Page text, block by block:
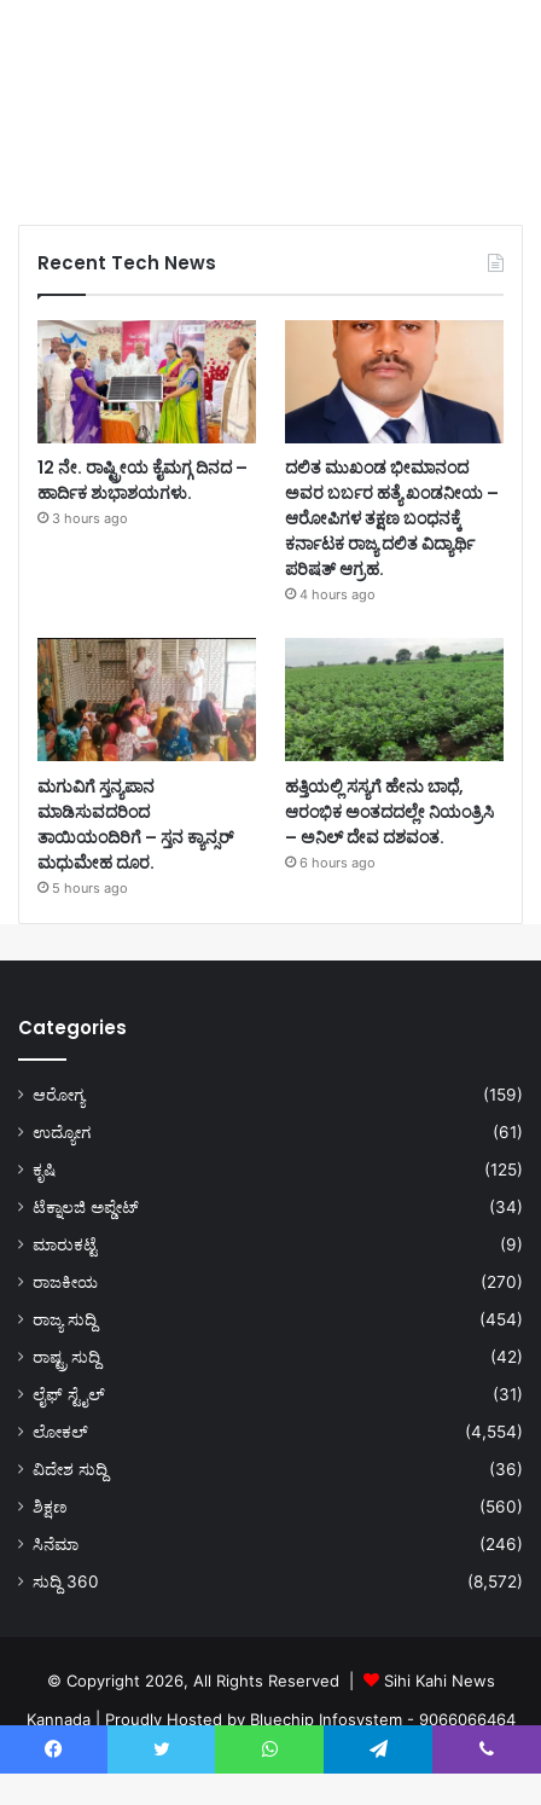
Recent Tech News
12 ನೇ. ರಾಷ್ಟ್ರೀಯ ಕೈಮಗ್ಗ ದಿನದ –
ಹಾರ್ದಿಕ ಶುಭಾಶಯಗಳು.
3 hours ago
ದಲಿತ ಮುಖಂಡ ಭೀಮಾನಂದ
ಅವರ ಬರ್ಬರ ಹತ್ಯೆ ಖಂಡನೀಯ –
ಆರೋಪಿಗಳ ತಕ್ಷಣ ಬಂಧನಕ್ಕೆ
ಕರ್ನಾಟಕ ರಾಜ್ಯ ದಲಿತ ವಿದ್ಯಾರ್ಥಿ
ಪರಿಷತ್ ಆಗ್ರಹ.
4 hours ago
ಮಗುವಿಗೆ ಸ್ತನ್ಯಪಾನ
ಮಾಡಿಸುವದರಿಂದ
ತಾಯಿಯಂದಿರಿಗೆ – ಸ್ತನ ಕ್ಯಾನ್ಸರ್
ಮಧುಮೇಹ ದೂರ.
5 hours ago
ಹತ್ತಿಯಲ್ಲಿ ಸಸ್ಯಗೆ ಹೇನು ಬಾಧೆ,
ಆರಂಭಿಕ ಅಂತದದಲ್ಲೇ ನಿಯಂತ್ರಿಸಿ
– ಅನಿಲ್ ದೇವ ದಶವಂತ.
6 hours ago
Categories
ಆರೋಗ್ಯ
(159)
ಉದ್ಯೋಗ
(61)
ಕೃಷಿ
(125)
ಟೆಕ್ನಾಲಜಿ ಅಪ್ಡೇಟ್
(34)
ಮಾರುಕಟ್ಟೆ
(9)
ರಾಜಕೀಯ
(270)
ರಾಜ್ಯ ಸುದ್ದಿ
(454)
ರಾಷ್ಟ್ರ ಸುದ್ದಿ
(42)
ಲೈಫ್ ಸ್ಟೈಲ್
(31)
ಲೋಕಲ್
(4,554)
ವಿದೇಶ ಸುದ್ದಿ
(36)
ಶಿಕ್ಷಣ
(560)
ಸಿನೆಮಾ
(246)
ಸುದ್ದಿ 360
(8,572)
© Copyright 2026, All Rights Reserved |
Sihi Kahi News
Kannada| Proudly Hosted by Bluechip Infosystem - 9066066464
About US
Privacy Policy Ads Policy
Terms and Conditions
Facebook Twitter WhatsApp Telegram Viber